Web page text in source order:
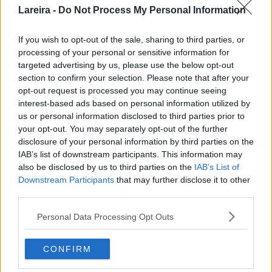
Lareira - Do Not Process My Personal Information
If you wish to opt-out of the sale, sharing to third parties, or
processing of your personal or sensitive information for
targeted advertising by us, please use the below opt-out
section to confirm your selection. Please note that after your
opt-out request is processed you may continue seeing
interest-based ads based on personal information utilized by
us or personal information disclosed to third parties prior to
your opt-out. You may separately opt-out of the further
disclosure of your personal information by third parties on the
IAB’s list of downstream participants. This information may
also be disclosed by us to third parties on the IAB’s List of
Downstream Participants that may further disclose it to other
Personal Data Processing Opt Outs
CONFIRM
Carnes, Productos típicos / PorOLAF
los cerdos, o sea, sus extremidades delanteras, una vez que
pasan el proceso de curado. Y como el lacón tiene concedida
la Indicación Geográfica Protegida en toda Galicia, ya el
Reglamento establece las particulares condiciones de
alimentación de los cerdos, elaboración, curado, etc. que han
de tener
Lacón
gallego
(I.G.P.)
Leer más »